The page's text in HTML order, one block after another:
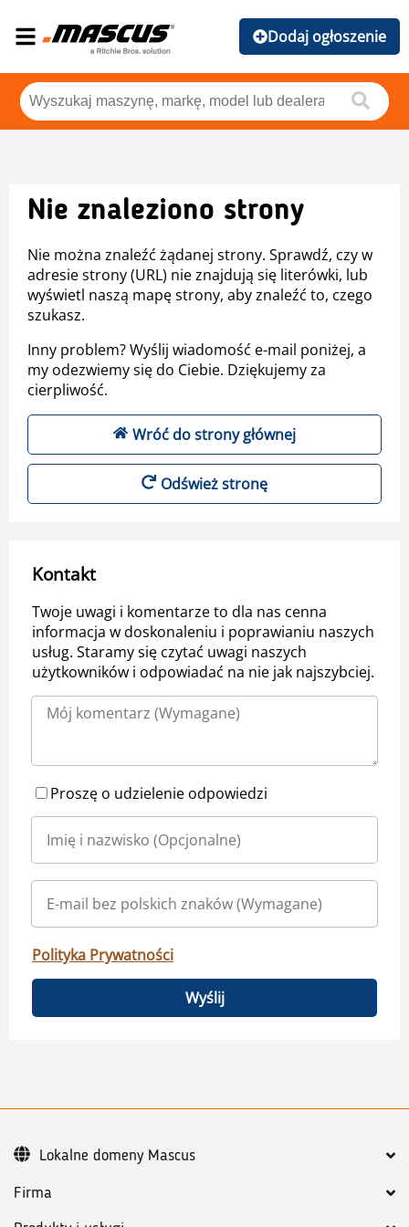
Dodaj ogłoszenie
Nie znaleziono strony
Nie można znaleźć żądanej strony. Sprawdź, czy w
adresie strony (URL) nie znajdują się literówki, lub
wyświetl naszą mapę strony, aby znaleźć to, czego
szukasz.
Inny problem? Wyślij wiadomość e-mail poniżej, a
my odezwiemy się do Ciebie. Dziękujemy za
cierpliwość.
Wróć do strony głównej
Odśwież stronę
Kontakt
Twoje uwagi i komentarze to dla nas cenna
informacja w doskonaleniu i poprawianiu naszych
usług. Staramy się czytać uwagi naszych
użytkowników i odpowiadać na nie jak najszybciej.
Proszę o udzielenie odpowiedzi
Polityka Prywatności
Wyślij
Firma
Lokalne domeny Mascus